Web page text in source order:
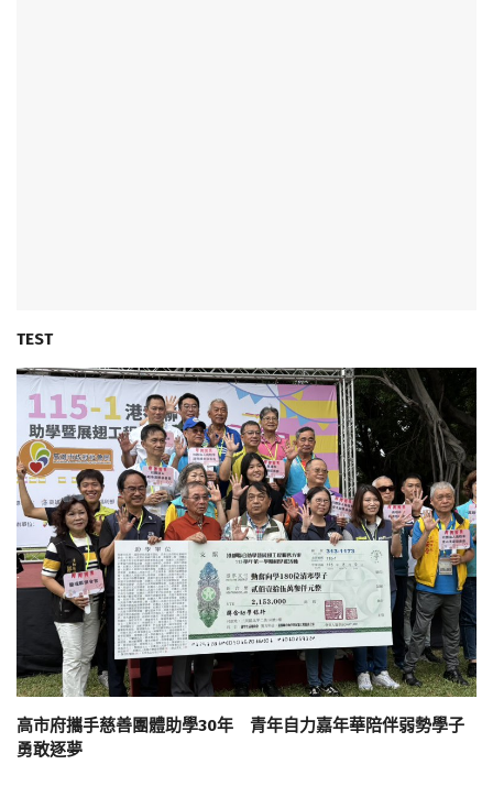
TEST
高市府攜手慈善團體助學30年 青年自力嘉年華陪伴弱勢學子
勇敢逐夢